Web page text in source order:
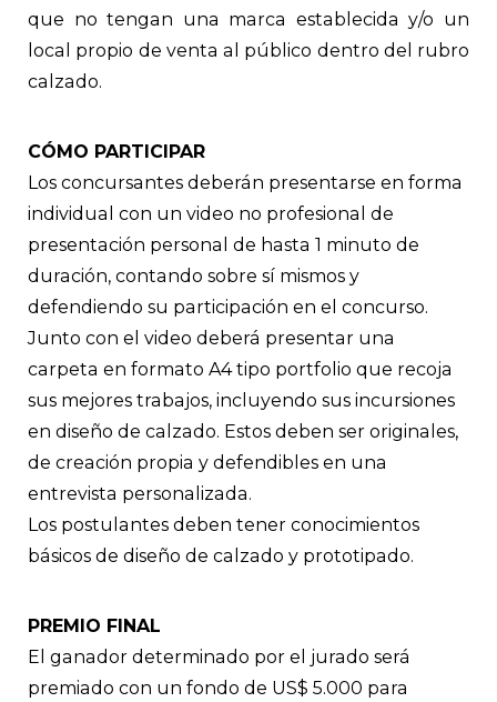
que no tengan una marca establecida y/o un
local propio de venta al público dentro del rubro
calzado.
CÓMO PARTICIPAR
Los concursantes deberán presentarse en forma
individual con un video no profesional de
presentación personal de hasta 1 minuto de
duración, contando sobre sí mismos y
defendiendo su participación en el concurso.
Junto con el video deberá presentar una
carpeta en formato A4 tipo portfolio que recoja
sus mejores trabajos, incluyendo sus incursiones
en diseño de calzado. Estos deben ser originales,
de creación propia y defendibles en una
entrevista personalizada.
Los postulantes deben tener conocimientos
básicos de diseño de calzado y prototipado.
PREMIO FINAL
El ganador determinado por el jurado será
premiado con un fondo de US$ 5.000 para